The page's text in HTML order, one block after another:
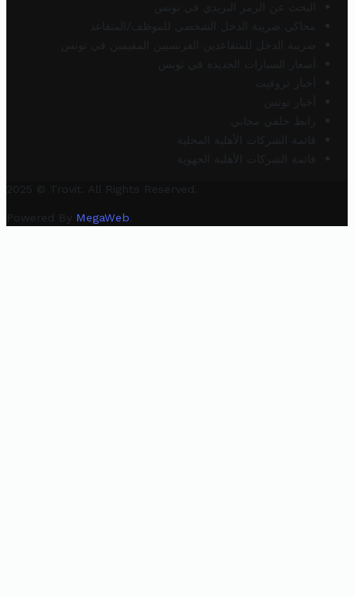
البحث عن الرمز البريدي في تونس
محاكي ضريبة الدخل الشخصي للموظف/المتقاعد
ضريبة الدخل للمتقاعدين الفرنسيين المقيمين في تونس
أسعار السيارات الجديدة في تونس
أخبار تروفيت
أخبار تونس
رابط خلفي مجاني
قائمة الشركات الأهلية المحلية
قائمة الشركات الأهلية الجهوية
2025 © Trovit. All Rights Reserved.
Powered By MegaWeb